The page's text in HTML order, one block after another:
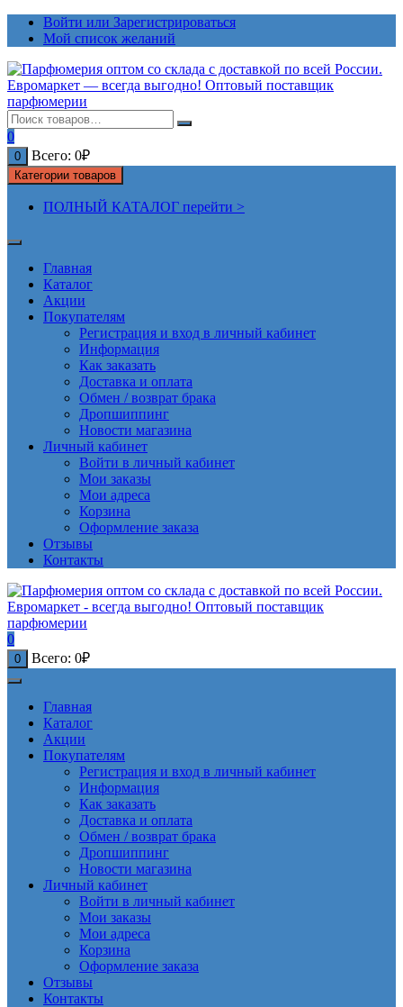
ПерейтиВойти или Зарегистрироваться
Мой список желаний
0
0 Всего: 0₽
Категории товаров
ПОЛНЫЙ КАТАЛОГ перейти >
Главная
Каталог
Акции
Покупателям
Регистрация и вход в личный кабинет
Информация
Как заказать
Доставка и оплата
Обмен / возврат брака
Дропшиппинг
Новости магазина
Личный кабинет
Войти в личный кабинет
Мои заказы
Мои адреса
Корзина
Оформление заказа
Отзывы
Контакты
0
0 Всего: 0₽
Главная
Каталог
Акции
Покупателям
Регистрация и вход в личный кабинет
Информация
Как заказать
Доставка и оплата
Обмен / возврат брака
Дропшиппинг
Новости магазина
Личный кабинет
Войти в личный кабинет
Мои заказы
Мои адреса
Корзина
Оформление заказа
Отзывы
Контакты